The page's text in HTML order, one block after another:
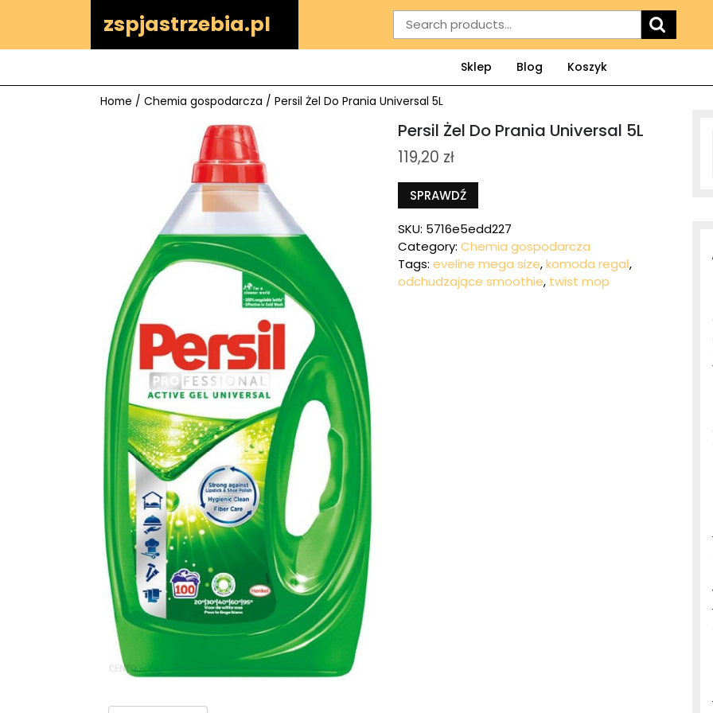
zspjastrzebia.pl
Search
for:
Sklep Blog Koszyk
Home / Chemia gospodarcza / Persil Żel Do Prania Universal 5L
Persil Żel Do Prania Universal 5L
119,20 zł
SPRAWDŹ
SKU: 5716e5edd227
Category:Chemia gospodarcza
Tags:eveline mega size,komoda regał,
odchudzające smoothie, twist mop